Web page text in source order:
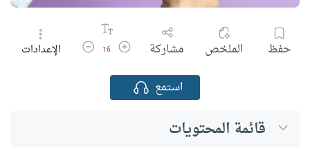
حفظ الملخص مشاركة زيادة حجم الخط
16 تقليل حجم الخط
الإعدادات
استمع
قائمة المحتويات